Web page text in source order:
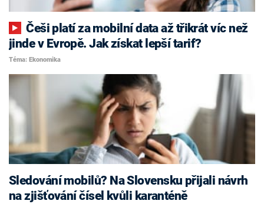
Češi platí za mobilní data až třikrát víc než
jinde v Evropě. Jak získat lepší tarif?
Téma: Ekonomika
Sledování mobilů? Na Slovensku přijali návrh
na zjišťování čísel kvůli karanténě